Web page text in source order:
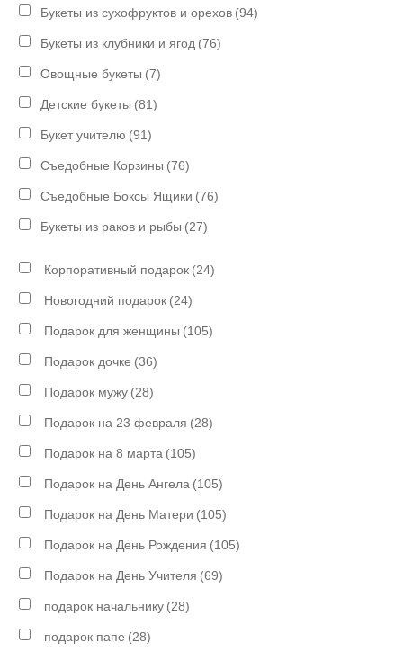
Букеты из сухофруктов и орехов (94)
Букеты из клубники и ягод (76)
Овощные букеты (7)
Детские букеты (81)
Букет учителю (91)
Съедобные Корзины (76)
Съедобные Боксы Ящики (76)
Букеты из раков и рыбы (27)
Корпоративный подарок (24)
Новогодний подарок (24)
Подарок для женщины (105)
Подарок дочке (36)
Подарок мужу (28)
Подарок на 23 февраля (28)
Подарок на 8 марта (105)
Подарок на День Ангела (105)
Подарок на День Матери (105)
Подарок на День Рождения (105)
Подарок на День Учителя (69)
подарок начальнику (28)
подарок папе (28)